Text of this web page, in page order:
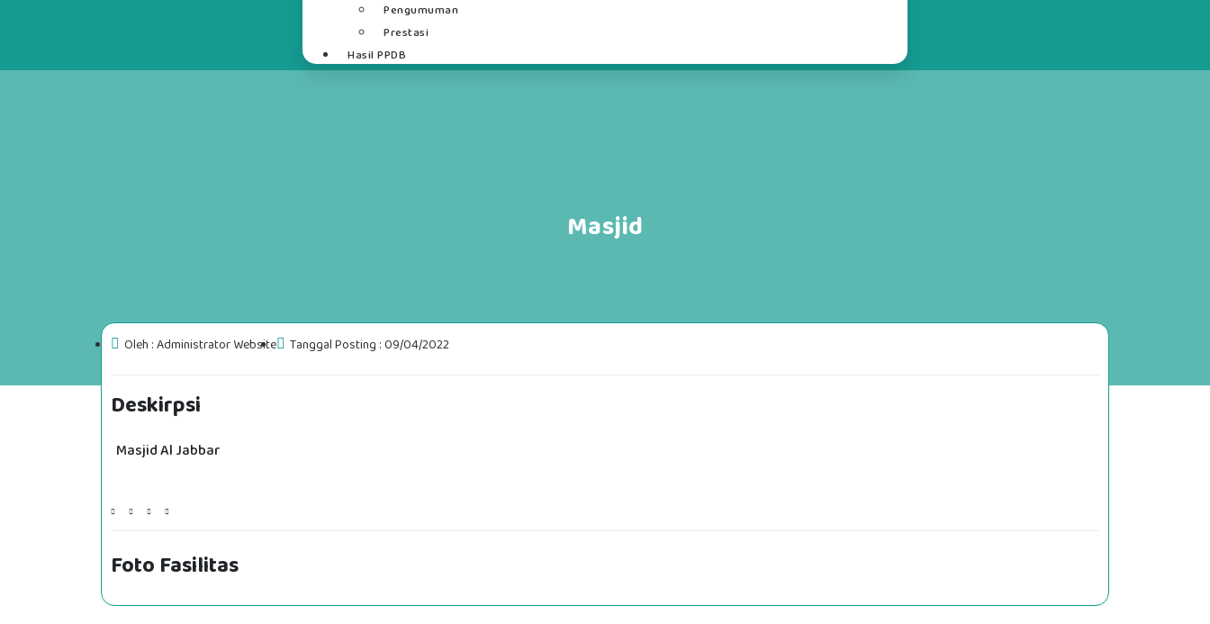
Pengumuman
Prestasi
Hasil PPDB
Masjid
Oleh : Administrator Website Tanggal Posting : 09/04/2022
Deskirpsi
Masjid Al Jabbar
Foto Fasilitas